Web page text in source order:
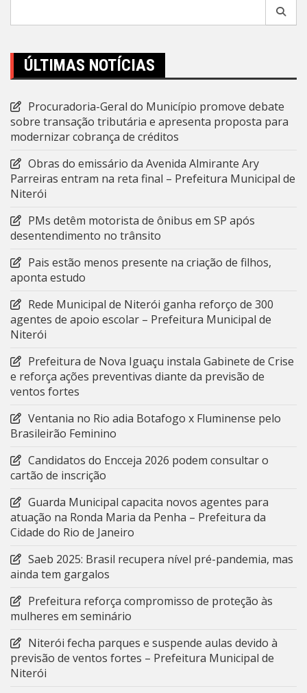
ÚLTIMAS NOTÍCIAS
Procuradoria-Geral do Município promove debate
sobre transação tributária e apresenta proposta para
modernizar cobrança de créditos
Obras do emissário da Avenida Almirante Ary
Parreiras entram na reta final – Prefeitura Municipal de
Niterói
PMs detêm motorista de ônibus em SP após
desentendimento no trânsito
Pais estão menos presente na criação de filhos,
aponta estudo
Rede Municipal de Niterói ganha reforço de 300
agentes de apoio escolar – Prefeitura Municipal de
Niterói
Prefeitura de Nova Iguaçu instala Gabinete de Crise
e reforça ações preventivas diante da previsão de
ventos fortes
Ventania no Rio adia Botafogo x Fluminense pelo
Brasileirão Feminino
Candidatos do Encceja 2026 podem consultar o
cartão de inscrição
Guarda Municipal capacita novos agentes para
atuação na Ronda Maria da Penha – Prefeitura da
Cidade do Rio de Janeiro
Saeb 2025: Brasil recupera nível pré-pandemia, mas
ainda tem gargalos
Prefeitura reforça compromisso de proteção às
mulheres em seminário
Niterói fecha parques e suspende aulas devido à
previsão de ventos fortes – Prefeitura Municipal de
Niterói